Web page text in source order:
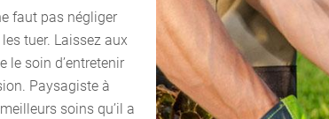
faut pas négliger
tuer. Laissez aux
le soin d’entretenir
Paysagiste à
soins qu’il a